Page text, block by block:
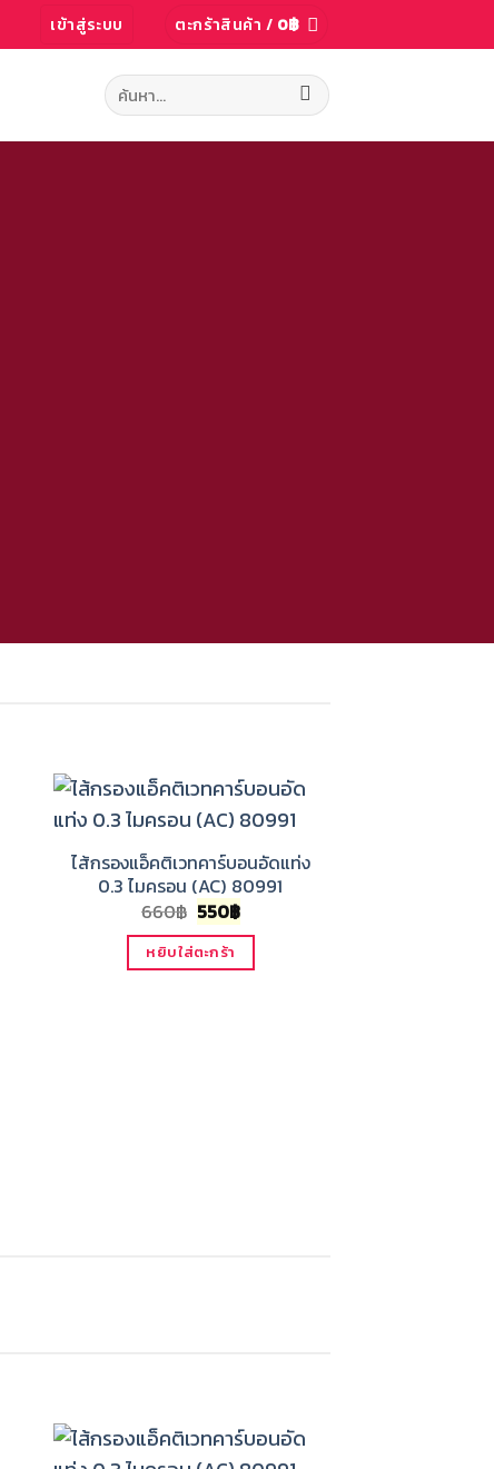
เข้าสู่ระบบ ตะกร้าสินค้า / 0฿
ค้นหา:
ไส้กรองแอ็คติเวทคาร์บอนอัดแท่ง
0.3 ไมครอน (AC) 80991
660฿ Original
price
was:
660฿.
550฿Current
price
is:
550฿.
หยิบใส่ตะกร้า